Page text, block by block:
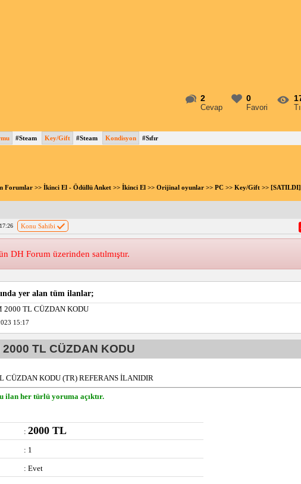
2
Cevap
0
Favori
#Steam Key/Gift #Steam Kondisyon #Sıfır
Forumlar>> İkinci El - Ödüllü Anket>> İkinci El>> Orijinal oyunlar>> PC>> Key/Gift>> [SATILDI]
Konu Sahibi
DH Forum üzerinden satılmıştır.
yer alan tüm ilanlar;
2000 TL CÜZDAN KODU
15:17
TL CÜZDAN KODU
CÜZDAN KODU (TR) REFERANS İLANIDIR
ilan her türlü yoruma açıktır.
:2000 TL
: 1
: Evet